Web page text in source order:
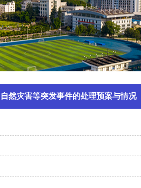
自然灾害等突发事件的处理预案与情况